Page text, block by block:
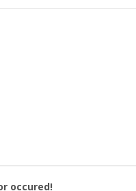
occured!